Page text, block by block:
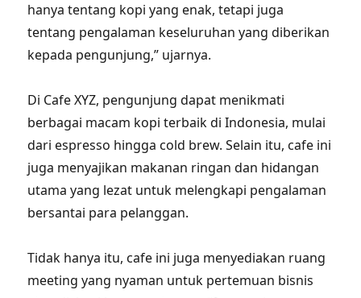
hanya tentang kopi yang enak, tetapi juga
tentang pengalaman keseluruhan yang diberikan
kepada pengunjung,” ujarnya.
Di Cafe XYZ, pengunjung dapat menikmati
berbagai macam kopi terbaik di Indonesia, mulai
dari espresso hingga cold brew. Selain itu, cafe ini
juga menyajikan makanan ringan dan hidangan
utama yang lezat untuk melengkapi pengalaman
bersantai para pelanggan.
Tidak hanya itu, cafe ini juga menyediakan ruang
meeting yang nyaman untuk pertemuan bisnis